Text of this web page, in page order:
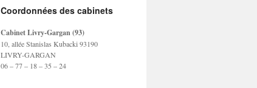
Coordonnées des cabinets
Cabinet Livry-Gargan (93)
10, allée Stanislas Kubacki 93190
LIVRY-GARGAN
06 – 77 – 18 – 35 – 24